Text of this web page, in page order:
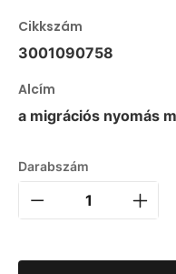
Cikkszám
3001090758
Alcím
a migrációs nyomás
Darabszám